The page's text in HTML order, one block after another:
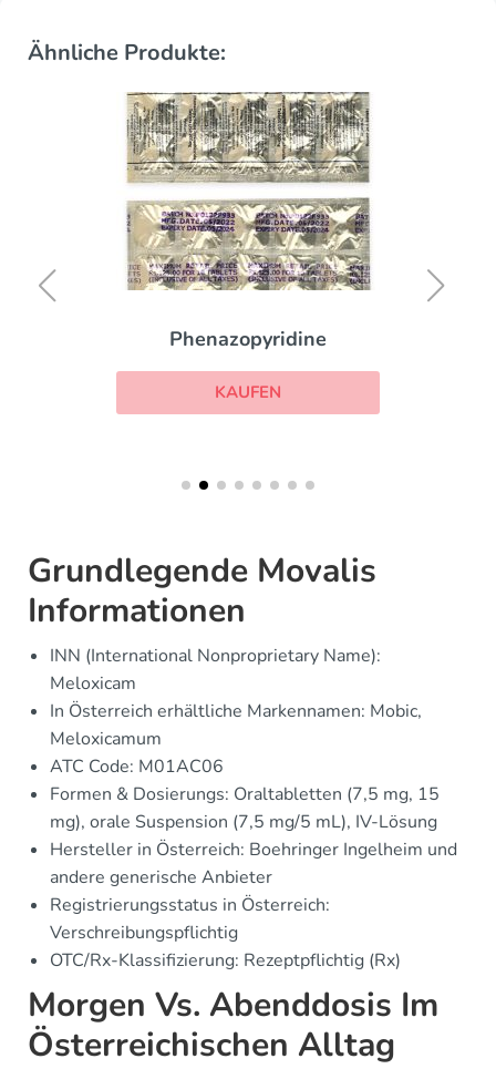
Ähnliche Produkte:
Phenazopyridine
KAUFEN
Grundlegende Movalis
Informationen
INN (International Nonproprietary Name):
Meloxicam
In Österreich erhältliche Markennamen: Mobic,
Meloxicamum
ATC Code: M01AC06
Formen & Dosierungs: Oraltabletten (7,5 mg, 15
mg), orale Suspension (7,5 mg/5 mL), IV-Lösung
Hersteller in Österreich: Boehringer Ingelheim und
andere generische Anbieter
Registrierungsstatus in Österreich:
Verschreibungspflichtig
OTC/Rx-Klassifizierung: Rezeptpflichtig (Rx)
Morgen Vs. Abenddosis Im
Österreichischen Alltag